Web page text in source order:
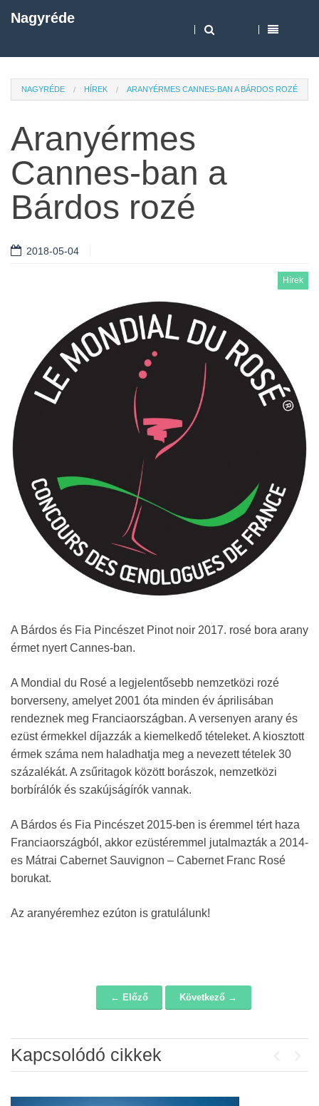
Nagyréde
NAGYRÉDE HÍREK ARANYÉRMES CANNES-BAN A BÁRDOS ROZÉ
Aranyérmes
Cannes-ban a
Bárdos rozé
2018-05-04
Hírek
A Bárdos és Fia Pincészet Pinot noir 2017. rosé bora arany
érmet nyert Cannes-ban.
A Mondial du Rosé a legjelentősebb nemzetközi rozé
borverseny, amelyet 2001 óta minden év áprilisában
rendeznek meg Franciaországban. A versenyen arany és
ezüst érmekkel díjazzák a kiemelkedő tételeket. A kiosztott
érmek száma nem haladhatja meg a nevezett tételek 30
százalékát. A zsűritagok között borászok, nemzetközi
borbírálók és szakújságírók vannak.
A Bárdos és Fia Pincészet 2015-ben is éremmel tért haza
Franciaországból, akkor ezüstéremmel jutalmazták a 2014-
es Mátrai Cabernet Sauvignon – Cabernet Franc Rosé
borukat.
Az aranyéremhez ezúton is gratulálunk!
← Előző Következő →
Kapcsolódó cikkek
Álláspályázat – konyhai kisegítő